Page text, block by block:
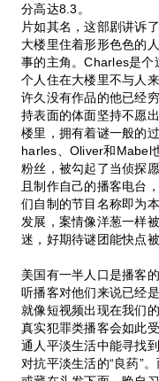
分高达8.3。
片如其名，这部剧讲诉
大楼里住着形形色色的
事的主角。Charles是个
个人住在大楼里不与人
许久没有作品的他已经
持表面的体面坚持不愿
楼里，拥有着谜一般的
harles、Oliver和Mabel
粉丝，被勾起了当侦探
且制作自己的播客电台
们自制的节目名称即为
发展，案情像洋葱一样
迷，好期待谜团能快点
美国有一半人口是播客
听播客对他们来说已经
就像短视频出现在我们
真实犯罪类播客会如此
通人平淡生活中能寻找
对抗平淡生活的“良药”